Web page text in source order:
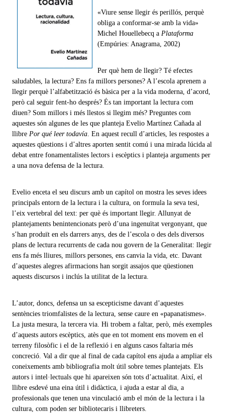
«Viure sense llegir és perillós, perquè
obliga a conformar-se amb la vida»
Michel Houellebecq a Plataforma
(Empúries: Anagrama, 2002)
Per què hem de llegir? Té efectes
saludables, la lectura? Ens fa millors persones? A l’escola aprenem a
llegir perquè l’alfabetització és bàsica per a la vida moderna, d’acord,
però cal seguir fent-ho després? És tan important la lectura com
diuen? Som millors i més llestos si llegim més? Preguntes com
aquestes són algunes de les que planteja Evelio Martínez Cañada al
llibre Por qué leer todavía . En aquest recull d’articles, les respostes a
aquestes qüestions i d’altres aporten sentit comú i una mirada lúcida al
debat entre fonamentalistes lectors i escèptics i planteja arguments per
a una nova defensa de la lectura.
Evelio enceta el seu discurs amb un capítol on mostra les seves idees
principals entorn de la lectura i la cultura, on formula la seva tesi,
l’eix vertebral del text: per què és important llegir. Allunyat de
plantejaments benintencionats però d’una ingenuïtat vergonyant, que
s’han produït en els darrers anys, des de l’escola o des dels diversos
plans de lectura recurrents de cada nou govern de la Generalitat: llegir
ens fa més lliures, millors persones, ens canvia la vida, etc. Davant
d’aquestes alegres afirmacions han sorgit assajos que qüestionen
aquests discursos i inclús la utilitat de la lectura.
L’autor, doncs, defensa un sa escepticisme davant d’aquestes
sentències triomfalistes de la lectura, sense caure en «papanatismes».
La justa mesura, la tercera via. Hi trobem a faltar, però, més exemples
d’aquests autors escèptics, atès que en tot moment ens movem en el
terreny filosòfic i el de la reflexió i en alguns casos faltaria més
concreció. Val a dir que al final de cada capítol ens ajuda a ampliar els
coneixements amb bibliografia molt útil sobre temes plantejats. Els
autors i intel·lectuals que hi apareixen són tots d’actualitat. Així, el
llibre esdevé una eina útil i didàctica, i ajuda a estar al dia, a
professionals que tenen una vinculació amb el món de la lectura i la
cultura, com poden ser bibliotecaris i llibreters.